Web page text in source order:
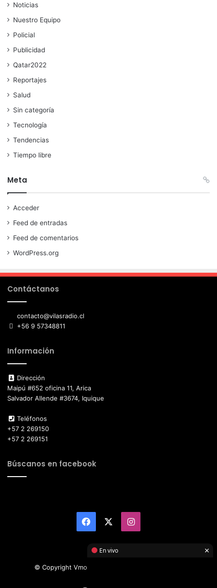
Noticias
Nuestro Equipo
Policial
Publicidad
Qatar2022
Reportajes
Salud
Sin categoría
Tecnología
Tendencias
Tiempo libre
Meta
Acceder
Feed de entradas
Feed de comentarios
WordPress.org
Contáctanos
contacto@vilasradio.cl
+56 9 57348811
Información
Dirección
Maipú #652 oficina 11, Arica
Salvador Allende #3674, Iquique
Teléfonos
+57 2 269150
+57 2 269151
Búscanos en facebook
Facebook Instagram
© Copyright Vmotor TI 2026, All Rights Reserved
En vivo ×